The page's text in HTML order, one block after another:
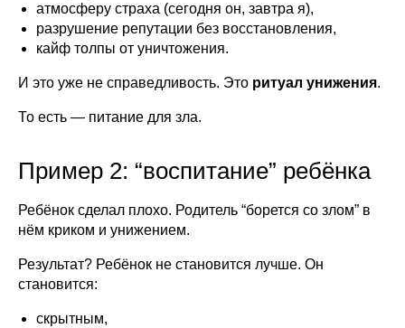
атмосферу страха (сегодня он, завтра я),
разрушение репутации без восстановления,
кайф толпы от уничтожения.
И это уже не справедливость. Это ритуал унижения.
То есть — питание для зла.
Пример 2: “воспитание” ребёнка
Ребёнок сделал плохо. Родитель “борется со злом” в
нём криком и унижением.
Результат? Ребёнок не становится лучше. Он
становится:
скрытным,